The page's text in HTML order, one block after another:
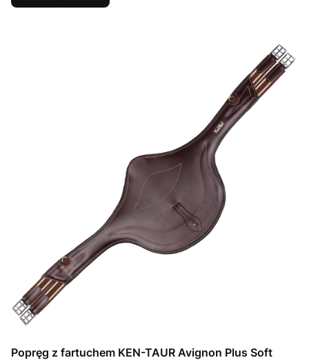
Popręg z fartuchem KEN-TAUR Avignon Plus Soft